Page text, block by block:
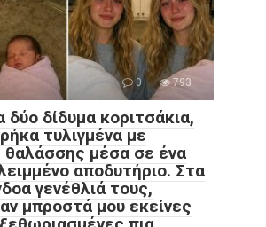
0 793
δύο δίδυμα κοριτσάκια,
τυλιγμένα με
μέσα σε ένα
αποδυτήριο. Στα
γενέθλιά τους,
μπροστά μου εκείνες